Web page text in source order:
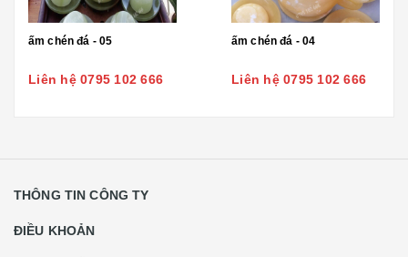
ấm chén đá - 05
Liên hệ 0795 102 666
ấm chén đá - 04
Liên hệ 0795 102 666
THÔNG TIN CÔNG TY
ĐIỀU KHOẢN